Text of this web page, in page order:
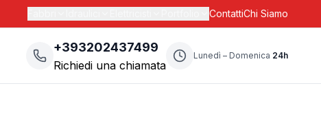
ContattiChi Siamo
+393202437499
Richiedi una chiamata
Lunedì – Domenica 24h